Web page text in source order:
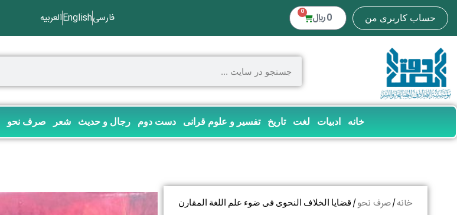
حساب کاربری من 0 ﷼ 0 فارسیEnglishالعربیه
خانه ادبیات لغت تاریخ تفسیر و علوم قرانی دست دوم رجال و حدیث شعر صرف نحو
خانه/صرف نحو/ قضایا الخلاف النحوی فی ضوء علم اللغة المقارن